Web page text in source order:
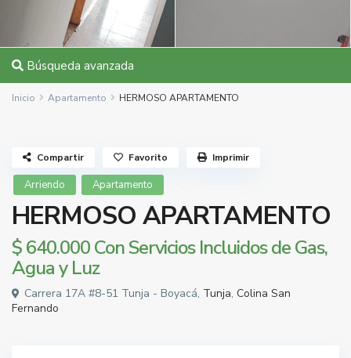
Búsqueda avanzada
Inicio Apartamento HERMOSO APARTAMENTO
Arriendo Apartamento
HERMOSO APARTAMENTO
$ 640.000Con Servicios Incluidos de Gas,
Agua y Luz
Carrera 17A #8-51 Tunja - Boyacá, Tunja, Colina San
Fernando
Compartir Favorito Imprimir